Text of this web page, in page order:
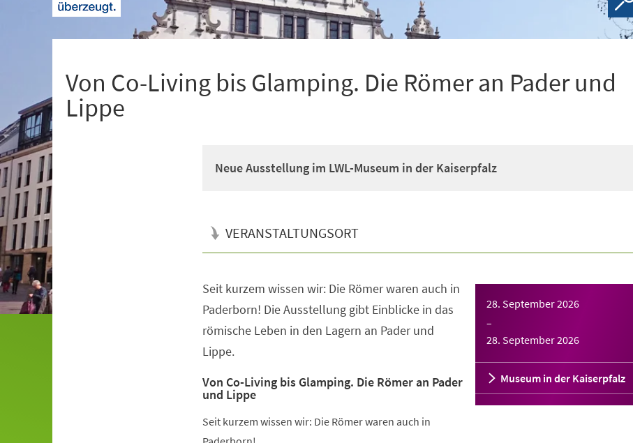
Von Co-Living bis Glamping. Die Römer an Pader und
Lippe
Neue Ausstellung im LWL-Museum in der Kaiserpfalz
VERANSTALTUNGSORT
28. September 2026
–
28. September 2026
Museum in der Kaiserpfalz
Seit kurzem wissen wir: Die Römer waren auch in
Paderborn! Die Ausstellung gibt Einblicke in das
römische Leben in den Lagern an Pader und
Lippe.
Von Co-Living bis Glamping. Die Römer an Pader
und Lippe
Seit kurzem wissen wir: Die Römer waren auch in